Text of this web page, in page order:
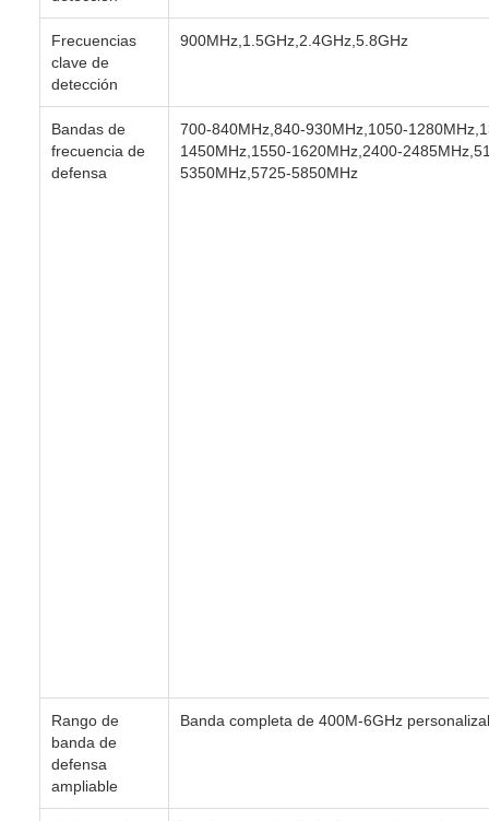
Frecuencias
clave de
detección
900MHz,1.5GHz,2.4GHz,5.8GHz
Bandas de
frecuencia de
defensa
700-840MHz,840-930MHz,1050-
1450MHz,1550-1620MHz,2400-
5350MHz,5725-5850MHz
Rango de
banda de
defensa
ampliable
Banda completa de 400M-6GHz